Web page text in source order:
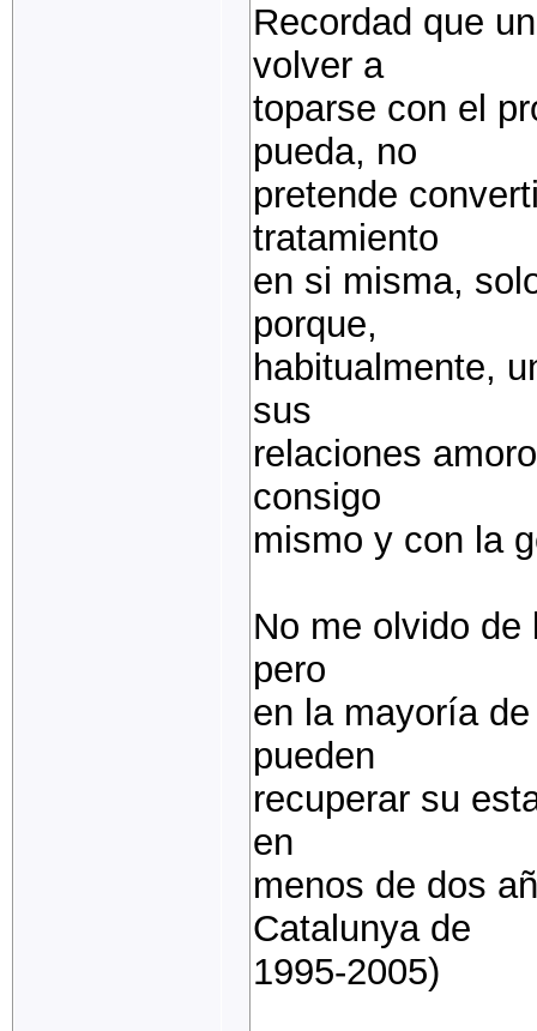
Recordad que
volver a
toparse con el
pueda, no
pretende
tratamiento
en si misma,
porque,
habitualmente,
sus
relaciones
consigo
mismo y con la
No me olvido
pero
en la mayoría
pueden
recuperar su
en
menos de dos
Catalunya de
1995-2005)